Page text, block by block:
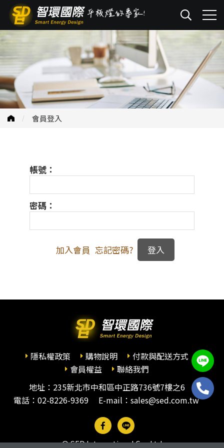
會員登入
帳號：
密碼：
加入會員 忘記密碼?
隱私權政策 購物說明
付款與配送方式
會員權益
聯絡我們
地址：235新北市中和區中正路736號7樓之6
電話： 02-8226-9369 E-mail：sales@sed.com.tw
© SED International Co., Ltd